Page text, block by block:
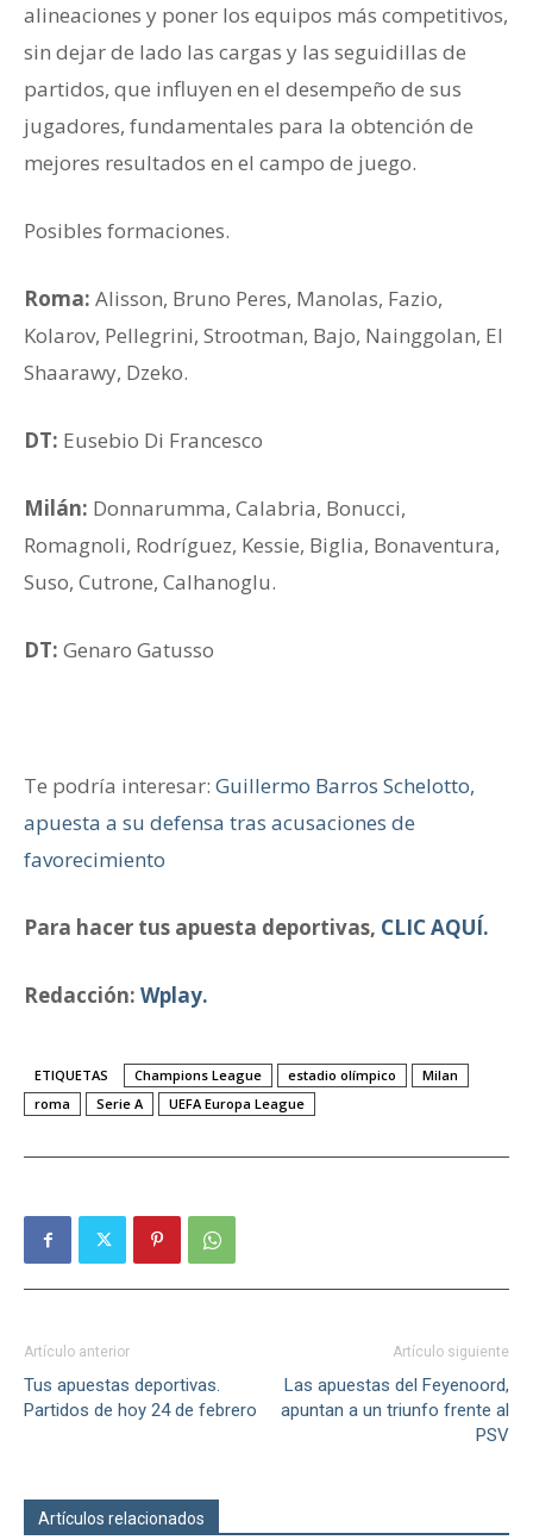
alineaciones y poner los equipos más competitivos,
sin dejar de lado las cargas y las seguidillas de
partidos, que influyen en el desempeño de sus
jugadores, fundamentales para la obtención de
mejores resultados en el campo de juego.
Posibles formaciones.
Roma: Alisson, Bruno Peres, Manolas, Fazio,
Kolarov, Pellegrini, Strootman, Bajo, Nainggolan, El
Shaarawy, Dzeko.
DT: Eusebio Di Francesco
Milán: Donnarumma, Calabria, Bonucci,
Romagnoli, Rodríguez, Kessie, Biglia, Bonaventura,
Suso, Cutrone, Calhanoglu.
DT: Genaro Gatusso
Te podría interesar: Guillermo Barros Schelotto,
apuesta a su defensa tras acusaciones de
favorecimiento
Para hacer tus apuesta deportivas, CLIC AQUÍ.
Redacción: Wplay.
ETIQUETAS Champions League estadio olímpico
Milan
roma
Serie A UEFA Europa League
Artículo anterior
Tus apuestas deportivas.
Partidos de hoy 24 de febrero
Artículo siguiente
Las apuestas del Feyenoord,
apuntan a un triunfo frente al
PSV
Artículos relacionados